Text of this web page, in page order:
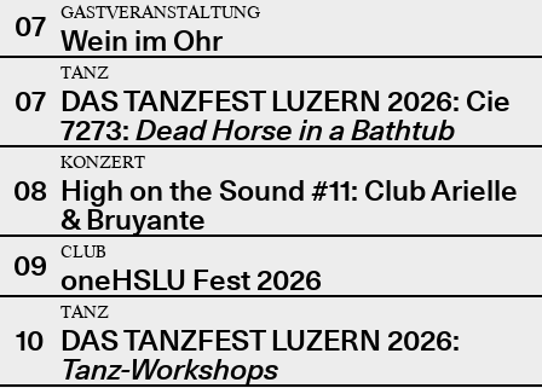
07
GASTVERANSTALTUNG
Wein im Ohr
07
TANZ
DAS TANZFEST LUZERN 2026: Cie
7273: Dead Horse in a Bathtub
08
KONZERT
High on the Sound #11: Club Arielle
& Bruyante
09
CLUB
oneHSLU Fest 2026
10
TANZ
DAS TANZFEST LUZERN 2026:
Tanz-Workshops